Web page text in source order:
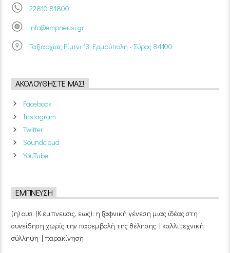
22810 81800
info@empneusi.gr
Ταξιαρχίας Ρίμινι 13, Ερμούπολη - Σύρος 84100
ΑΚΟΛΟΥΘΉΣΤΕ ΜΑΣ!
Facebook
Instagram
Twitter
Soundcloud
YouTube
ΈΜΠΝΕΥΣΗ
(η) ουσ. (Κ έμπνευσις, εως): η ξαφνική γένεση μιας ιδέας στη
συνείδηση χωρίς την παρεμβολή της θέλησης | καλλιτεχνική
σύλληψη | παρακίνηση